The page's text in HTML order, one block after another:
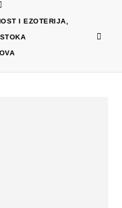
I EZOTERIJA